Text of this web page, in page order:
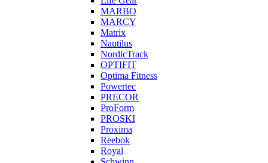
MARBO
MARCY
Matrix
Nautilus
NordicTrack
OPTIFIT
Optima Fitness
Powertec
PRECOR
ProForm
PROSKI
Proxima
Reebok
Royal